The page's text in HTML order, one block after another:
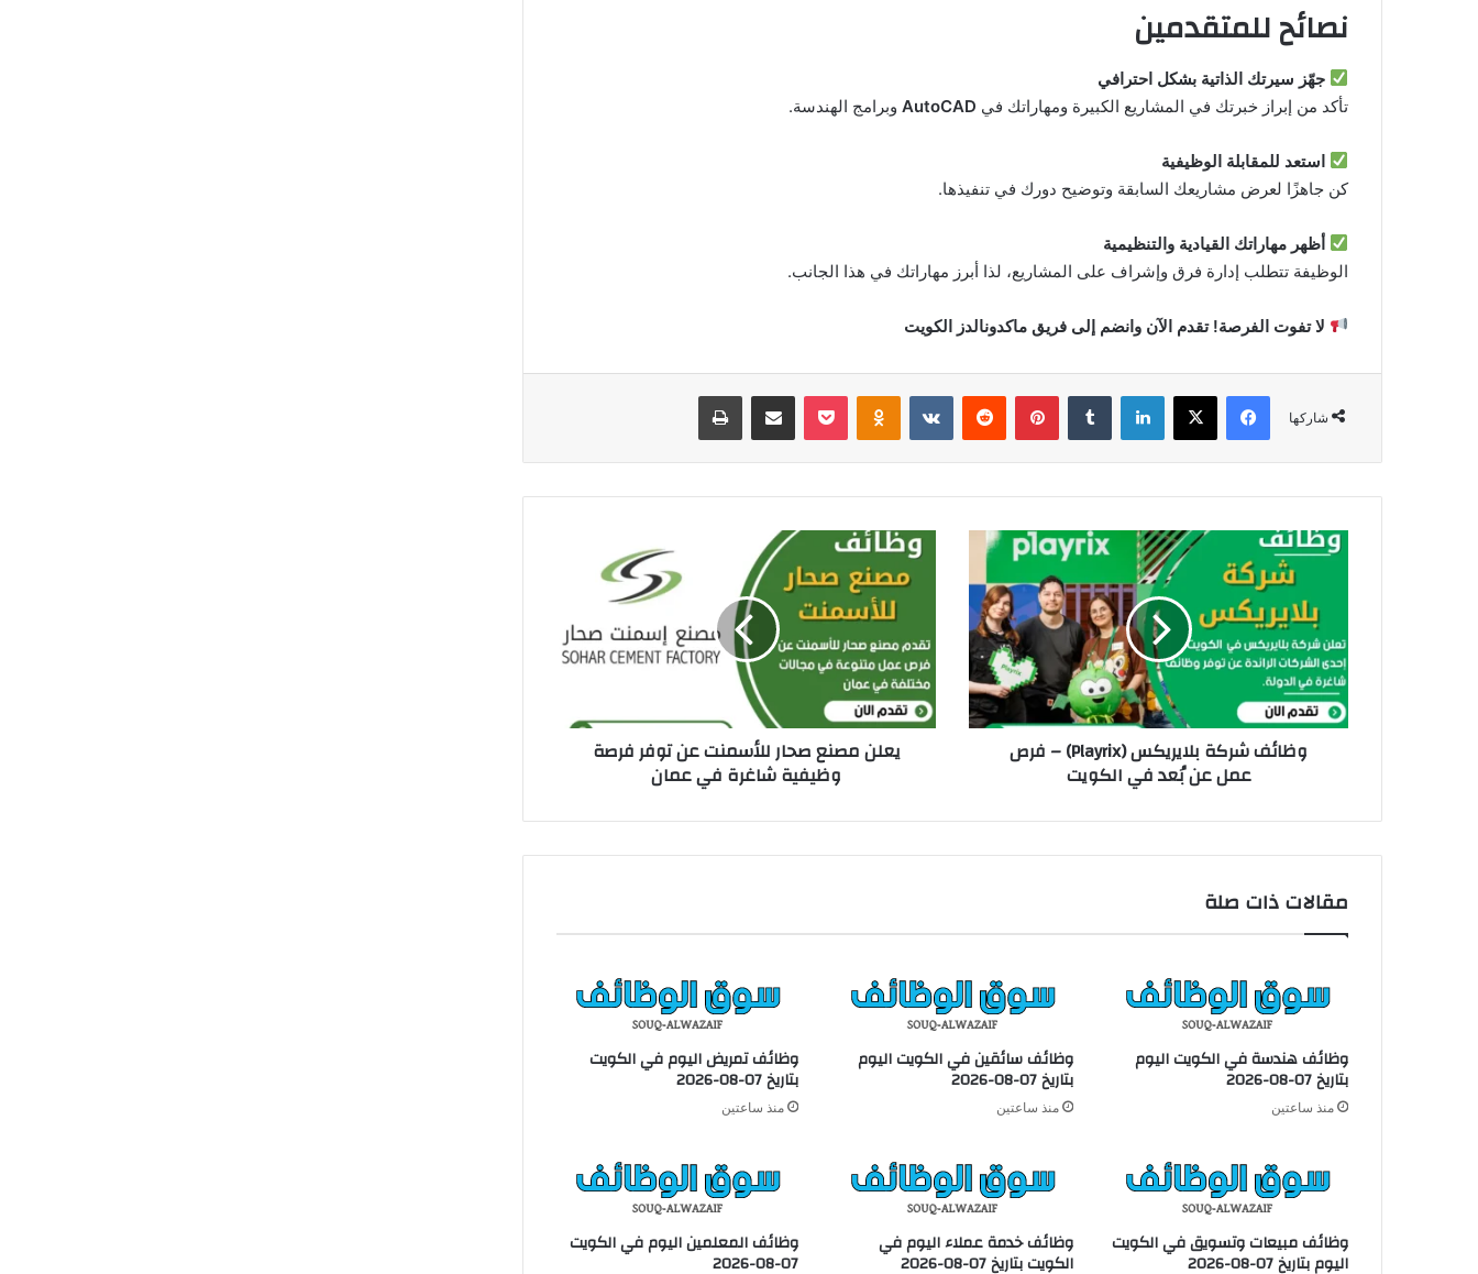
نصائح للمتقدمين
جهّز سيرتك الذاتية بشكل احترافي
تأكد من إبراز خبرتك في المشاريع الكبيرة ومهاراتك في AutoCAD وبرامج الهندسة.
استعد للمقابلة الوظيفية
كن جاهزًا لعرض مشاريعك السابقة وتوضيح دورك في تنفيذها.
أظهر مهاراتك القيادية والتنظيمية
الوظيفة تتطلب إدارة فرق وإشراف على المشاريع، لذا أبرز مهاراتك في هذا الجانب.
لا تفوت الفرصة! تقدم الآن وانضم إلى فريق ماكدونالدز الكويت
شاركها
فيسبوك لينكدإن بينتيريست
ش
ر
ك
ة
ي
س
(
i
م
وظائف شركة بلايريكس (Playrix) – فرص
عمل عن بُعد في الكويت
ص
ع
ص
ل
ن
ن
ت
و
ص
ة
و
ظ
ي
يعلن مصنع صحار للأسمنت عن توفر فرصة
وظيفية شاغرة في عمان
مقالات ذات صلة
وظائف هندسة في الكويت اليوم
بتاريخ 07-08-2026
منذ ساعتين
وظائف سائقين في الكويت اليوم
بتاريخ 07-08-2026
منذ ساعتين
وظائف تمريض اليوم في الكويت
بتاريخ 07-08-2026
منذ ساعتين
وظائف مبيعات وتسويق في الكويت
اليوم بتاريخ 07-08-2026
وظائف خدمة عملاء اليوم في
الكويت بتاريخ 07-08-2026
وظائف المعلمين اليوم في الكويت
07-08-2026